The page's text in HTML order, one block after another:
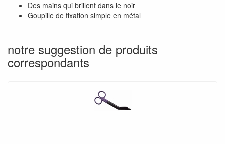
Des mains qui brillent dans le noir
Goupille de fixation simple en métal
notre suggestion de produits
correspondants